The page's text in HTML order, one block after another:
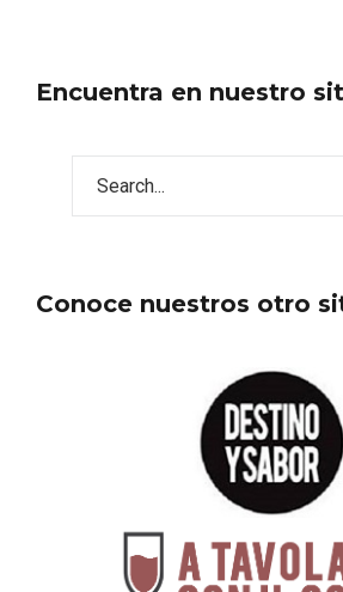
Encuentra en nuestro
Conoce nuestros otro
Noche de Terror en las
Moradillo de Roa